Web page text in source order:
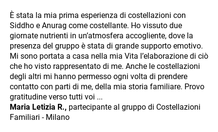
È stata la mia prima esperienza di costellazioni con
Siddho e Anurag come costellante. Ho vissuto due
giornate nutrienti in un’atmosfera accogliente, dove la
presenza del gruppo è stata di grande supporto emotivo.
Mi sono portata a casa nella mia Vita l’elaborazione di ciò
che ho visto rappresentato di me. Anche le costellazioni
degli altri mi hanno permesso ogni volta di prendere
contatto con parti di me, della mia storia familiare. Provo
gratitudine verso tutti voi ...
Maria Letizia R., partecipante al gruppo di Costellazioni
Familiari - Milano